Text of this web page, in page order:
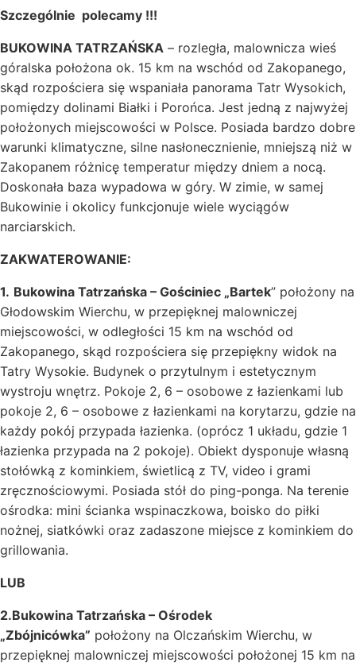
Szczególnie polecamy !!!
BUKOWINA TATRZAŃSKA – rozległa, malownicza wieś
góralska położona ok. 15 km na wschód od Zakopanego,
skąd rozpościera się wspaniała panorama Tatr Wysokich,
pomiędzy dolinami Białki i Porońca. Jest jedną z najwyżej
położonych miejscowości w Polsce. Posiada bardzo dobre
warunki klimatyczne, silne nasłonecznienie, mniejszą niż w
Zakopanem różnicę temperatur między dniem a nocą.
Doskonała baza wypadowa w góry. W zimie, w samej
Bukowinie i okolicy funkcjonuje wiele wyciągów
narciarskich.
ZAKWATEROWANIE:
1. Bukowina Tatrzańska – Gościniec „Bartek” położony na
Głodowskim Wierchu, w przepięknej malowniczej
miejscowości, w odległości 15 km na wschód od
Zakopanego, skąd rozpościera się przepiękny widok na
Tatry Wysokie. Budynek o przytulnym i estetycznym
wystroju wnętrz. Pokoje 2, 6 – osobowe z łazienkami lub
pokoje 2, 6 – osobowe z łazienkami na korytarzu, gdzie na
każdy pokój przypada łazienka. (oprócz 1 układu, gdzie 1
łazienka przypada na 2 pokoje). Obiekt dysponuje własną
stołówką z kominkiem, świetlicą z TV, video i grami
zręcznościowymi. Posiada stół do ping-ponga. Na terenie
ośrodka: mini ścianka wspinaczkowa, boisko do piłki
nożnej, siatkówki oraz zadaszone miejsce z kominkiem do
grillowania.
LUB
2.Bukowina Tatrzańska – Ośrodek
„Zbójnicówka” położony na Olczańskim Wierchu, w
przepięknej malowniczej miejscowości położonej 15 km na